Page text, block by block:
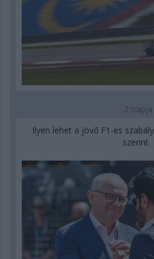
2 napja
Ilyen lehet a jövő F1-es
szerint